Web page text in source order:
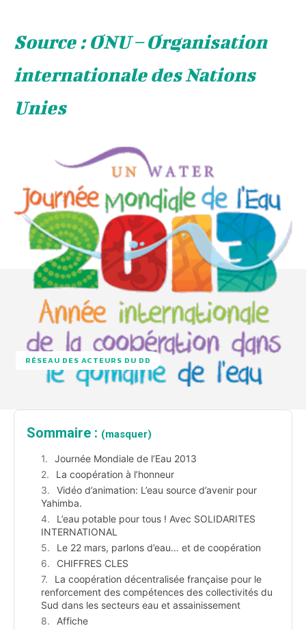
Source : ONU – Organisation
internationale des Nations
Unies
RÉSEAU DES ACTEURS DU DD
Sommaire : (masquer)
Journée Mondiale de l’Eau 2013
La coopération à l’honneur
Vidéo d’animation: L’eau source d’avenir pour
Yahimba.
L’eau potable pour tous ! Avec SOLIDARITES
INTERNATIONAL
Le 22 mars, parlons d’eau… et de coopération
CHIFFRES CLES
La coopération décentralisée française pour le
renforcement des compétences des collectivités du
Sud dans les secteurs eau et assainissement
Affiche